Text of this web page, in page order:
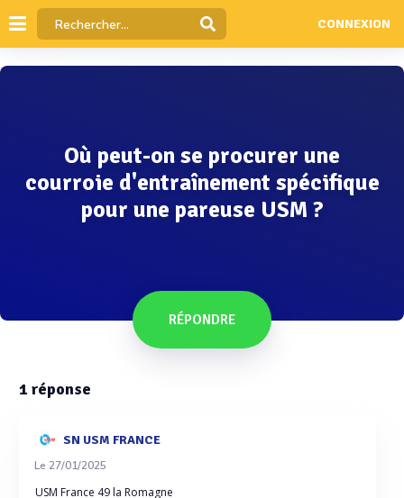
CONNEXION
Où peut-on se procurer une
courroie d'entraînement spécifique
pour une pareuse USM ?
RÉPONDRE
1 réponse
SN USM FRANCE
Le 27/01/2025
USM France 49 la Romagne